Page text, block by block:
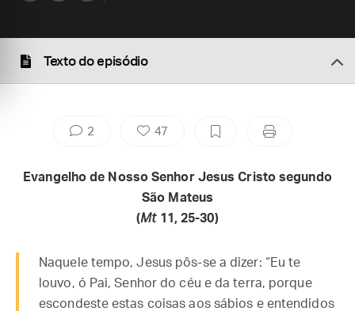
Texto do episódio
2 47
Evangelho de Nosso Senhor Jesus Cristo segundo
São Mateus
(Mt11, 25-30)
Naquele tempo, Jesus pôs-se a dizer: “Eu te
louvo, ó Pai, Senhor do céu e da terra, porque
escondeste estas coisas aos sábios e entendidos